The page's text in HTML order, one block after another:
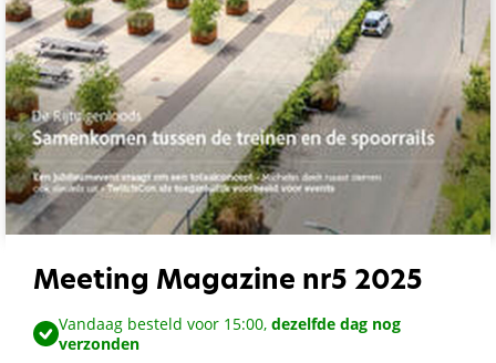
Meeting Magazine nr5 2025
Vandaag besteld voor 15:00,dezelfde dag nog
verzonden